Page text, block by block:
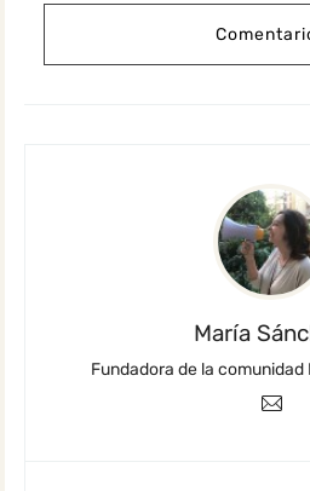
María
Fundadora de la comunidad